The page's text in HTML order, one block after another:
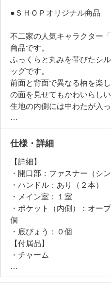
●ＳＨＯＰオリジナル商品
不二家の人気キャラクター
商品です。
ふっくらと丸みを帯びたシ
ッグです。
前面と背面で異なる柄を楽
の面を見せてもかわいらし
生地の内側には中わたが入
質感とやさしい肌当たりが特
マチをしっかりと取ってい
話、タオル、ペットボトル
開口部はファスナー式なの
す。
内側には複数のポケットが
小物の整理にも便利。
付属のキャンディー型チャ
好みのチェーンに通してア
きます。
ランチバッグとしても活躍
のアイテムです。
仕様・詳細
【詳細】
・開口部：ファスナー（シン
・ハンドル：あり（２本）
・メイン室：１室
・ポケット（内側）：オー
個
・底びょう：０個
【付属品】
・チャーム
【素材】
・表地：ポリエステル